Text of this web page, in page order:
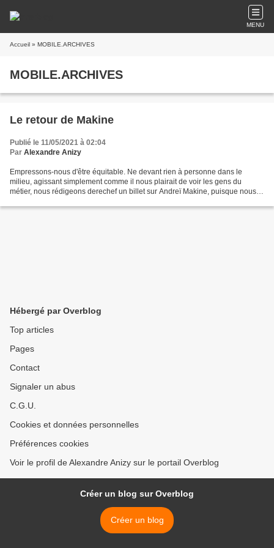
MENU
Accueil » MOBILE.ARCHIVES
MOBILE.ARCHIVES
Le retour de Makine
Publié le 11/05/2021 à 02:04
Par Alexandre Anizy
Empressons-nous d'être équitable. Ne devant rien à personne dans le
milieu, agissant simplement comme il nous plairait de voir les gens du
métier, nous rédigeons derechef un billet sur Andreï Makine, puisque nous
Hébergé par Overblog
Top articles
Pages
Contact
Signaler un abus
C.G.U.
Cookies et données personnelles
Préférences cookies
Voir le profil de Alexandre Anizy sur le portail Overblog
Créer un blog sur Overblog
Créer un blog